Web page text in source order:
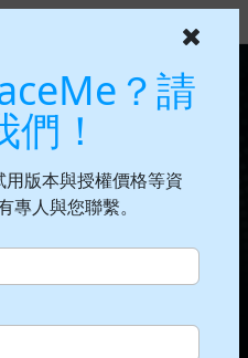
方位人臉辨識
？請
！
用版本與授權價格等資
人與您聯繫。